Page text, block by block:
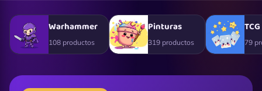
Warhammer
108 productos
Pinturas
319 productos
TCG
79